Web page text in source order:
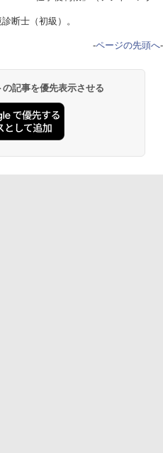
断士（初級）。
-ページの先頭へ-
記事を優先表示させる